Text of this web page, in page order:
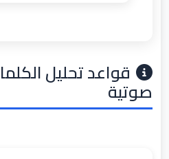
قواعد تحليل
صوتية